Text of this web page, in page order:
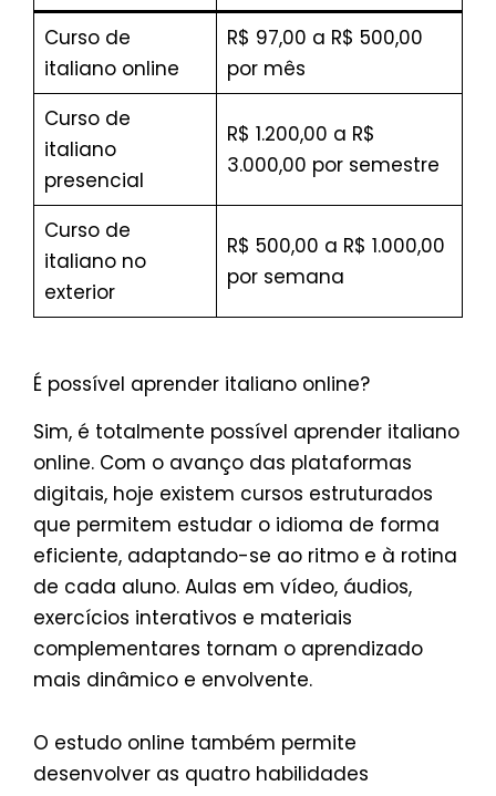
Curso de
italiano online
R$ 97,00 a R$ 500,00
por mês
Curso de
italiano
presencial
R$ 1.200,00 a R$
3.000,00 por semestre
Curso de
italiano no
exterior
R$ 500,00 a R$ 1.000,00
por semana
É possível aprender italiano online?
Sim, é totalmente possível aprender italiano
online. Com o avanço das plataformas
digitais, hoje existem cursos estruturados
que permitem estudar o idioma de forma
eficiente, adaptando-se ao ritmo e à rotina
de cada aluno. Aulas em vídeo, áudios,
exercícios interativos e materiais
complementares tornam o aprendizado
mais dinâmico e envolvente.
O estudo online também permite
desenvolver as quatro habilidades